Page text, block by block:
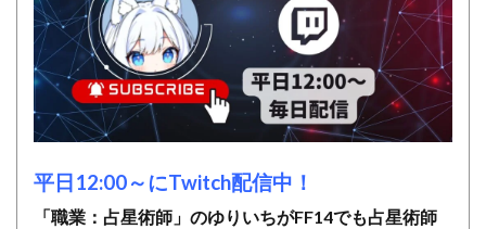
平日12:00～にTwitch配信中！
「職業：占星術師」のゆりいちがFF14でも占星術師